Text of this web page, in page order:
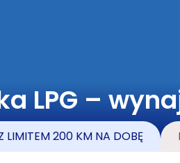
LPG –
LIMITEM 200 KM NA DOBĘ